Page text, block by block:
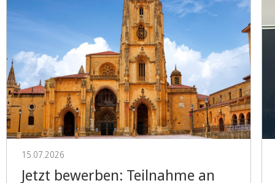
15.07.2026
Jetzt bewerben: Teilnahme an